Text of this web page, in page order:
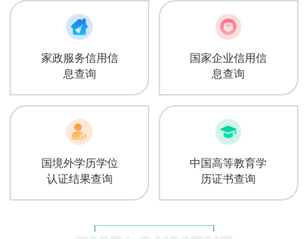
家政服务信用信
息查询
国家企业信用信
息查询
国境外学历学位
认证结果查询
中国高等教育学
历证书查询